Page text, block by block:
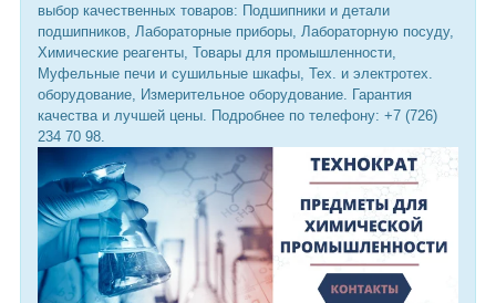
выбор качественных товаров: Подшипники и детали
подшипников, Лабораторные приборы, Лабораторную посуду,
Химические реагенты, Товары для промышленности,
Муфельные печи и сушильные шкафы, Тех. и электротех.
оборудование, Измерительное оборудование. Гарантия
качества и лучшей цены. Подробнее по телефону: +7 (726)
234 70 98.